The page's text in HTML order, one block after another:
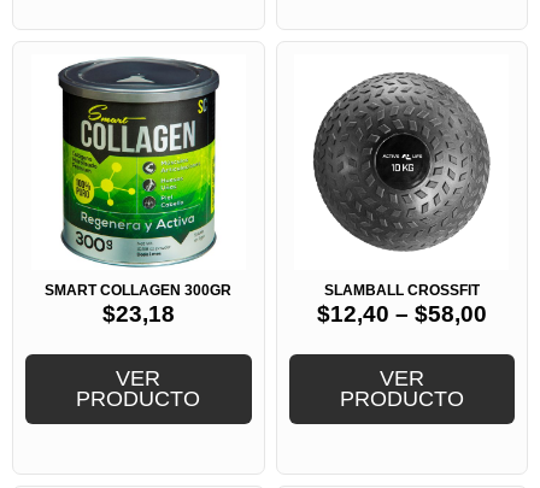
SMART COLLAGEN 300GR
$23,18
VER
PRODUCTO
SLAMBALL CROSSFIT
$12,40 – $58,00
VER
PRODUCTO